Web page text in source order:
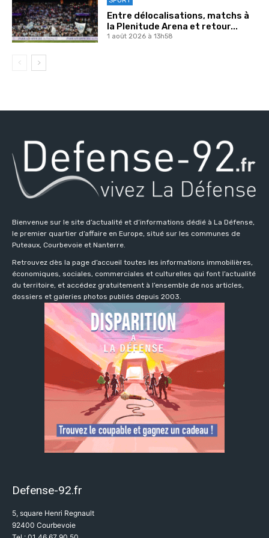
Entre délocalisations, matchs à
la Plenitude Arena et retour...
1 août 2026 à 13h58
Bienvenue sur le site d’actualité et d’informations dédié à La Défense,
le premier quartier d’affaire en Europe, situé sur les communes de
Puteaux, Courbevoie et Nanterre.
Retrouvez dès la page d’accueil toutes les informations immobilières,
économiques, sociales, commerciales et culturelles qui font l’actualité
du territoire, et accédez gratuitement à l’ensemble de nos articles,
dossiers et galeries photos publiés depuis 2003.
Defense-92.fr
5, square Henri Regnault
92400 Courbevoie